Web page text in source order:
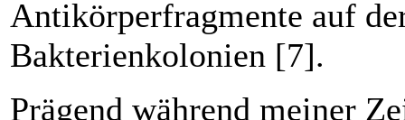
Antikörperfragmente auf
Bakterienkolonien [7].
Prägend während meiner